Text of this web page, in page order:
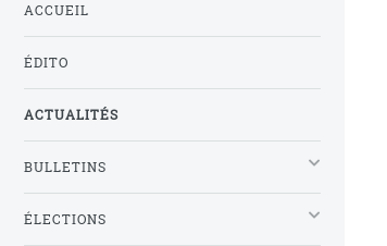
ACCUEIL
ÉDITO
ACTUALITÉS
BULLETINS
ÉLECTIONS